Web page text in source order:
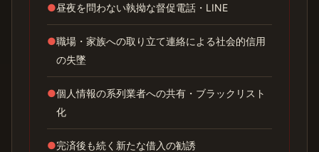
●昼夜を問わない執拗な督促電話・LINE
●職場・家族への取り立て連絡による社会的信用
の失墜
●個人情報の系列業者への共有・ブラックリスト
化
●完済後も続く新たな借入の勧誘